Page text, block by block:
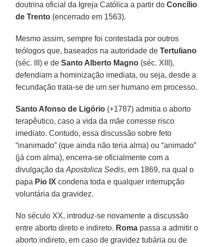
doutrina oficial da Igreja Católica a partir doConcílio
de Trento (encerrado em 1563).
Mesmo assim, sempre foi contestada por outros
teólogos que, baseados na autoridade deTertuliano
(séc. III) e deSanto Alberto Magno (séc. XIII),
defendiam a hominização imediata, ou seja, desde a
fecundação trata-se de um ser humano em processo.
Santo Afonso de Ligório (+1787) admitia o aborto
terapêutico, caso a vida da mãe corresse risco
imediato. Contudo, essa discussão sobre feto
“inanimado” (que ainda não teria alma) ou “animado”
(já com alma), encerra-se oficialmente com a
divulgação daApostolica Sedis, em 1869, na qual o
papa Pio IX condena toda e qualquer interrupção
voluntária da gravidez.
No século XX, introduz-se novamente a discussão
entre aborto direto e indireto. Roma passa a admitir o
aborto indireto, em caso de gravidez tubária ou de